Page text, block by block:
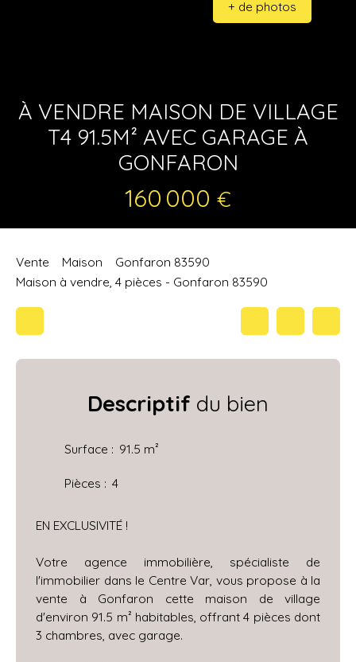
+ de photos
À VENDRE MAISON DE VILLAGE
T4 91.5M² AVEC GARAGE À
GONFARON
160 000 €
Vente Maison
Gonfaron 83590
Maison à vendre, 4 pièces - Gonfaron 83590
Descriptif du bien
Surface : 91.5 m²
Pièces : 4
EN EXCLUSIVITÉ !
Votre agence immobilière, spécialiste de
l'immobilier dans le Centre Var, vous propose à la
vente à Gonfaron cette maison de village
d'environ 91.5 m² habitables, offrant 4 pièces dont
3 chambres, avec garage.